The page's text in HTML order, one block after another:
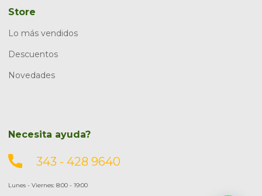
Store
Lo más vendidos
Descuentos
Novedades
Necesita ayuda?
343 - 428 9640
Lunes - Viernes: 8:00 - 19:00